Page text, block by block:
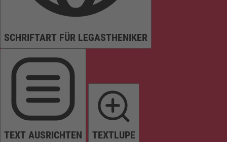
SCHRIFTART FÜR LEGASTHENIKER
TEXT AUSRICHTEN TEXTLUPE